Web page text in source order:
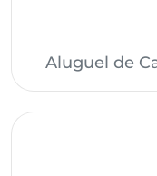
Aluguel de